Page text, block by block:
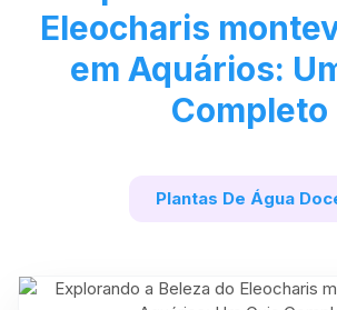
Eleocharis
em Aquários:
Completo
Plantas De Água